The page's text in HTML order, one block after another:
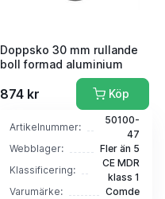
Doppsko 30 mm rullande
boll formad aluminium
874 kr Köp
Artikelnummer:
50100-
47
Webblager:
Fler än 5
Klassificering:
CE MDR
klass 1
Varumärke:
Comde